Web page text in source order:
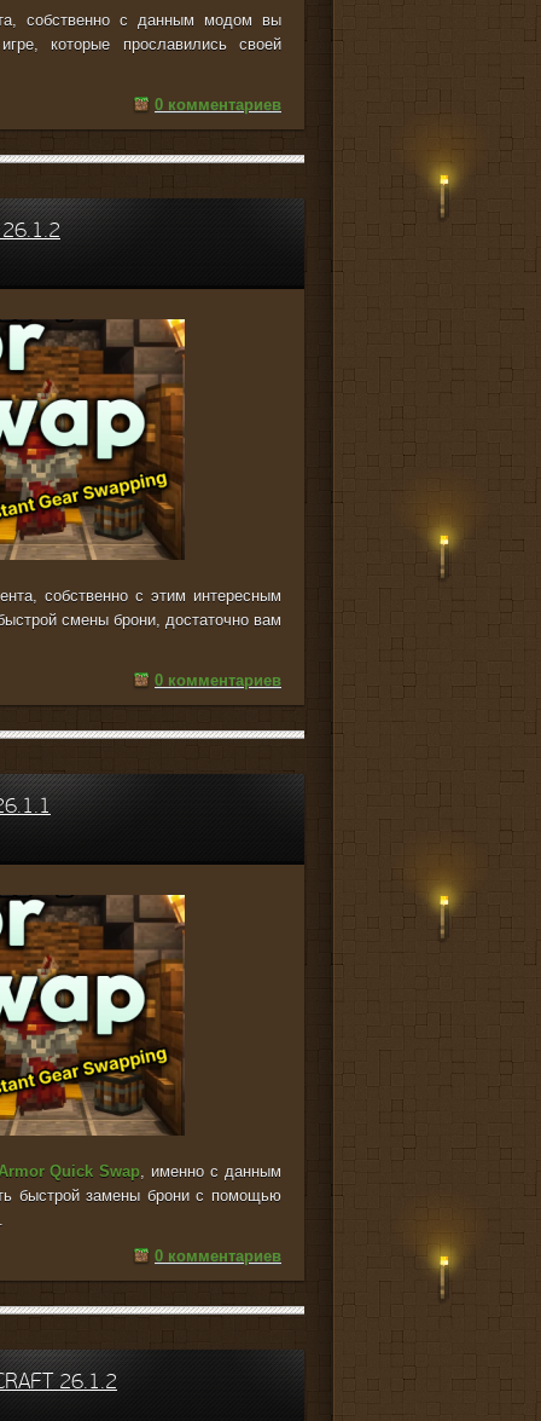
собственно с данным модом вы
которые прославились своей
0 комментариев
собственно с этим интересным
смены брони, достаточно вам
0 комментариев
Quick Swap, именно с данным
быстрой замены брони с помощью
0 комментариев
26.1.2